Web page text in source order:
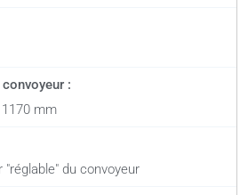
:
mm
du convoyeur